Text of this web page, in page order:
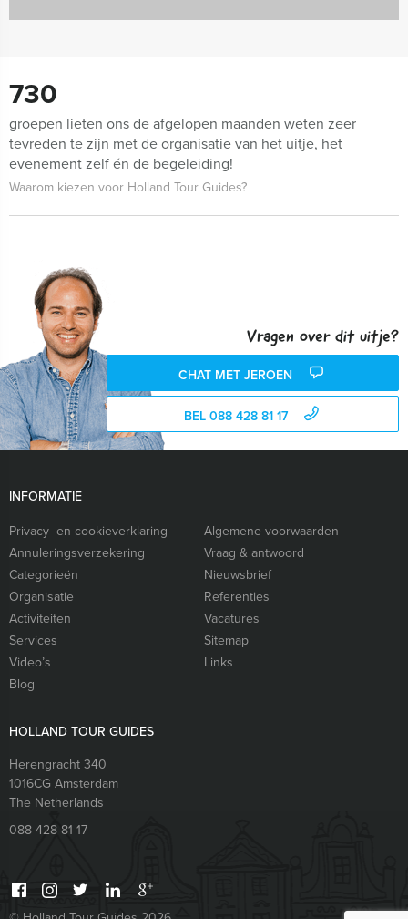
730
groepen lieten ons de afgelopen maanden weten zeer
tevreden te zijn met de organisatie van het uitje, het
evenement zelf én de begeleiding!
Waarom kiezen voor Holland Tour Guides?
Vragen over dit uitje?
CHAT MET JEROEN
BEL 088 428 81 17
INFORMATIE
Privacy- en cookieverklaring
Algemene voorwaarden
Annuleringsverzekering
Vraag & antwoord
Categorieën
Nieuwsbrief
Organisatie
Referenties
Activiteiten
Vacatures
Services
Sitemap
Video’s
Links
Blog
HOLLAND TOUR GUIDES
Herengracht 340
1016CG Amsterdam
The Netherlands
088 428 81 17